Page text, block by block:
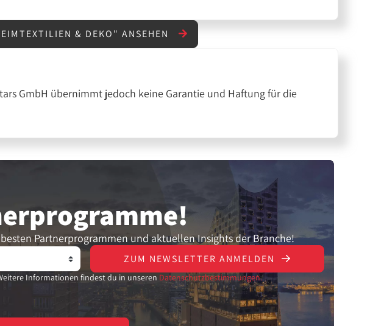
& DEKO" ANSEHEN
GmbH übernimmt jedoch keine Garantie und Haftung für die
Partnerprogrammen und aktuellen Insights der Branche!
ZUM NEWSLETTER ANMELDEN
Informationen findest du in unseren Datenschutzbestimmungen.